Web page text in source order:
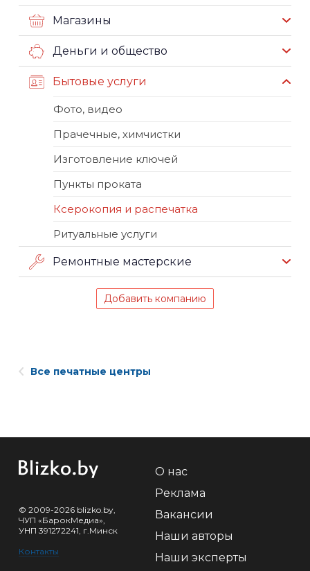
Магазины
Деньги и общество
Бытовые услуги
Фото, видео
Прачечные, химчистки
Изготовление ключей
Пункты проката
Ксерокопия и распечатка
Ритуальные услуги
Ремонтные мастерские
Добавить компанию
Все печатные центры
© 2009-2026 blizko.by,
ЧУП «БарокМедиа»,
УНП 391272241, г.Минск
Контакты
О нас
Реклама
Вакансии
Наши авторы
Наши эксперты